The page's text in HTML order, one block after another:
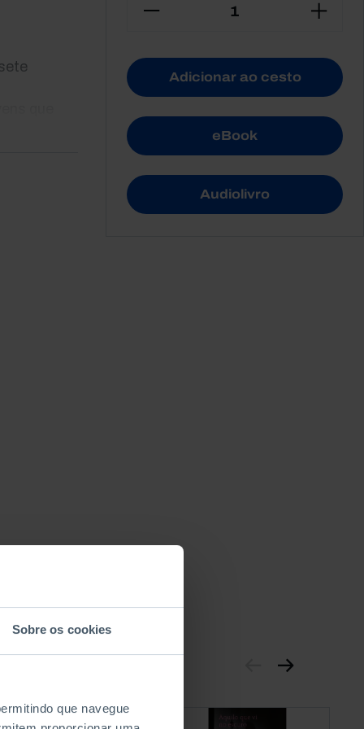
Sobre os cookies
que navegue
que
Adicionar ao cesto
eBook
Audiolivro